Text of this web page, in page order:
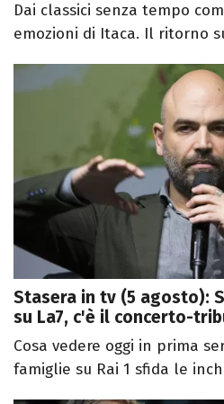
Dai classici senza tempo
emozioni di Itaca. Il ritorno
Stasera in tv (5 agosto):
su La7, c'è il concerto-
Cosa vedere oggi in prima
famiglie su Rai 1 sfida le